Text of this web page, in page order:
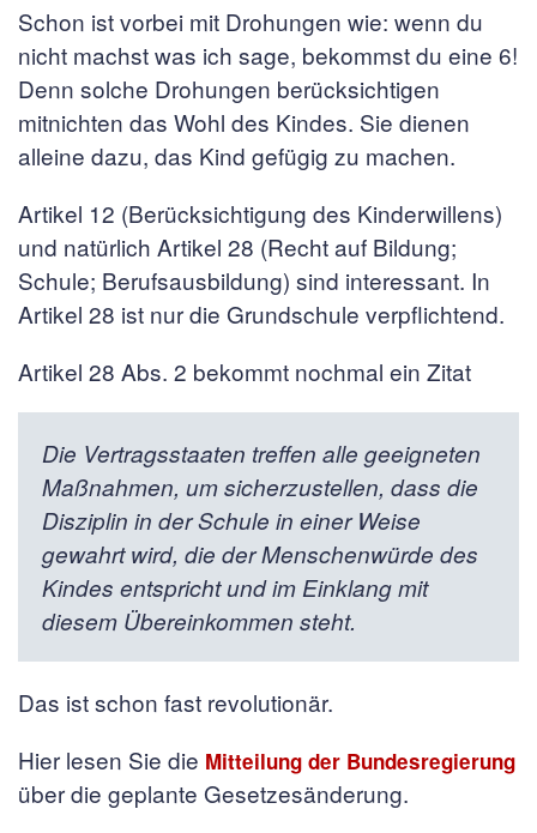
Schon ist vorbei mit Drohungen wie: wenn du
nicht machst was ich sage, bekommst du eine 6!
Denn solche Drohungen berücksichtigen
mitnichten das Wohl des Kindes. Sie dienen
alleine dazu, das Kind gefügig zu machen.
Artikel 12 (Berücksichtigung des Kinderwillens)
und natürlich Artikel 28 (Recht auf Bildung;
Schule; Berufsausbildung) sind interessant. In
Artikel 28 ist nur die Grundschule verpflichtend.
Artikel 28 Abs. 2 bekommt nochmal ein Zitat
Die Vertragsstaaten treffen alle geeigneten
Maßnahmen, um sicherzustellen, dass die
Disziplin in der Schule in einer Weise
gewahrt wird, die der Menschenwürde des
Kindes entspricht und im Einklang mit
diesem Übereinkommen steht.
Das ist schon fast revolutionär.
Hier lesen Sie die Mitteilung der Bundesregierung
über die geplante Gesetzesänderung.